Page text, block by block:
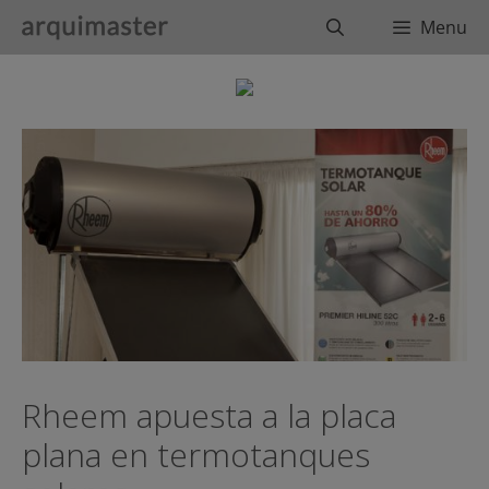
BuscarMenu
Rheem apuesta a la placa
plana en termotanques